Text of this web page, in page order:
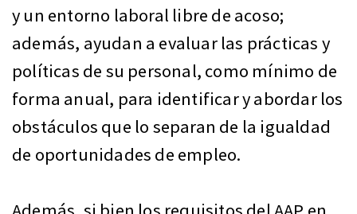
y un entorno laboral libre de acoso;
además, ayudan a evaluar las prácticas y
políticas de su personal, como mínimo de
forma anual, para identificar y abordar los
obstáculos que lo separan de la igualdad
de oportunidades de empleo.